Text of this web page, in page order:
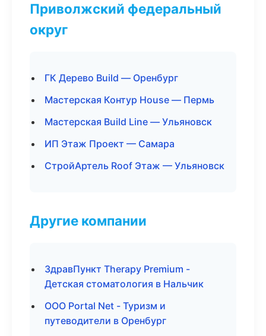
Приволжский федеральный
округ
ГК Дерево Build — Оренбург
Мастерская Контур House — Пермь
Мастерская Build Line — Ульяновск
ИП Этаж Проект — Самара
СтройАртель Roof Этаж — Ульяновск
Другие компании
ЗдравПункт Therapy Premium -
Детская стоматология в Нальчик
ООО Portal Net - Туризм и
путеводители в Оренбург